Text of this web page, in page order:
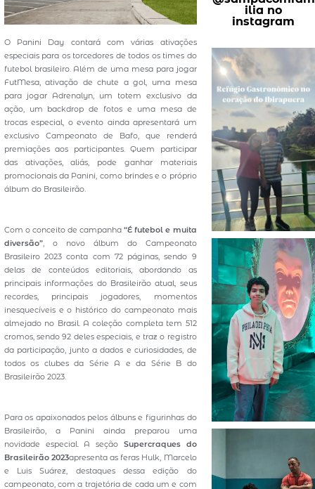
O Panini Day contará com várias ativações
especiais para os torcedores de todos os times do
futebol brasileiro. Além de uma mesa para jogar
FutMesa, ativação de chute a gol, uma mesa
para jogar Adrenalyn, um totem exclusivo da
ação, um backdrop de fotos e uma mesa de
trocas especial, o evento ainda apresentará um
exclusivo Campeonato de Bafo, que renderá
premiações aos participantes. Quem participar
das ativações, aliás, pode ganhar materiais
promocionais da Panini, como brindes e o próprio
álbum do Brasileirão.
Com o conceito de campanha“É futebol e muita
diversão”, o novo álbum do Campeonato
Brasileiro 2023 conta com 72 páginas, sendo 9
delas de conteúdos editoriais, abordando as
principais informações do Brasileirão atual, seus
recordes, principais jogadores, momentos
inesquecíveis e o histórico do campeonato mais
almejado no Brasil. A coleção completa tem 512
cromos, sendo 92 deles especiais, e traz o registro
da participação, junto a dados e curiosidades, de
todos os clubes da Série A e da Série B do
Brasileirão 2023.
Para os apaixonados pelos álbuns e figurinhas do
Brasileirão, a Panini ainda preparou uma
novidade especial. A seção Supercraques do
Brasileirão 2023apresenta as feras Hulk, Marcelo
e Luis Suárez, destaques dessa edição do
campeonato, com a trajetória de cada um e com
ilia no
instagram